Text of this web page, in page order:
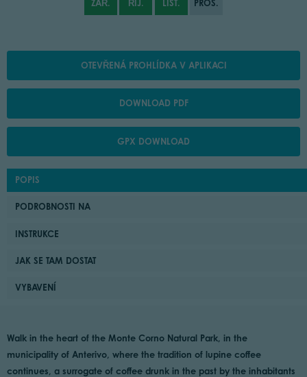
ZÁŘ. ŘÍJ. LIST. PROS.
OTEVŘENÁ PROHLÍDKA V APLIKACI
DOWNLOAD PDF
GPX DOWNLOAD
POPIS
PODROBNOSTI NA
INSTRUKCE
JAK SE TAM DOSTAT
VYBAVENÍ
Walk in the heart of the Monte Corno Natural Park, in the
municipality of Anterivo, where the tradition of lupine coffee
continues, a surrogate of coffee drunk in the past by the inhabitants